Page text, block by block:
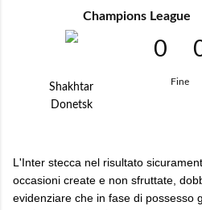
Champions League
Shakhtar
Donetsk
0
Fine
L'Inter stecca nel risultato
occasioni create e non sfruttate,
evidenziare che in fase di possesso